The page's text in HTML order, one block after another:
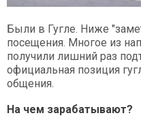
Были в Гугле. Ниже
посещения. Многое из
получили лишний раз
официальная позиция
общения.
На чем зарабатывают?